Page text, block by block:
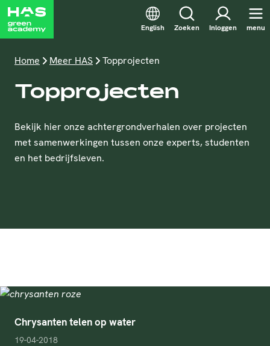
English Zoeken Inloggen menu
Home Meer HAS Topprojecten
Topprojecten
Bekijk hier onze achtergrondverhalen over projecten
met samenwerkingen tussen onze experts, studenten
en het bedrijfsleven.
Chrysanten telen op water
pubDate
19-04-2018